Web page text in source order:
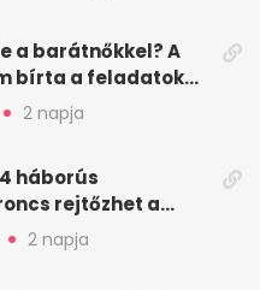
a barátnőkkel? A
bírta a feladatokat,
levegőt kér
2 napja
háborús
rejtőzhet a
mélyén
2 napja